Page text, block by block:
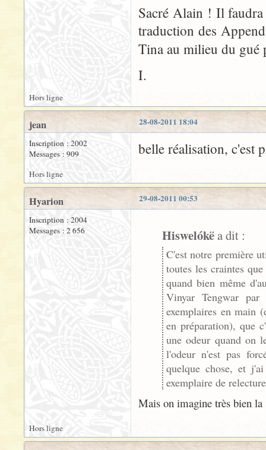
Sacré Alain ! Il faudra
traduction des
Tina au milieu du gué
I.
Hors ligne
28-08-2011 18:04
jean
Inscription : 2002
Messages : 909
belle réalisation, c'est
Hors ligne
29-08-2011 00:53
Hyarion
Inscription : 2004
Messages : 2 656
Hiswelókëa dit :
C'est notre première
toutes les craintes
quand bien même
Vinyar Tengwar
exemplaires en main
en préparation), que
une odeur quand on
l'odeur n'est pas
quelque chose, et
exemplaire de
Mais on imagine très bien
Hors ligne